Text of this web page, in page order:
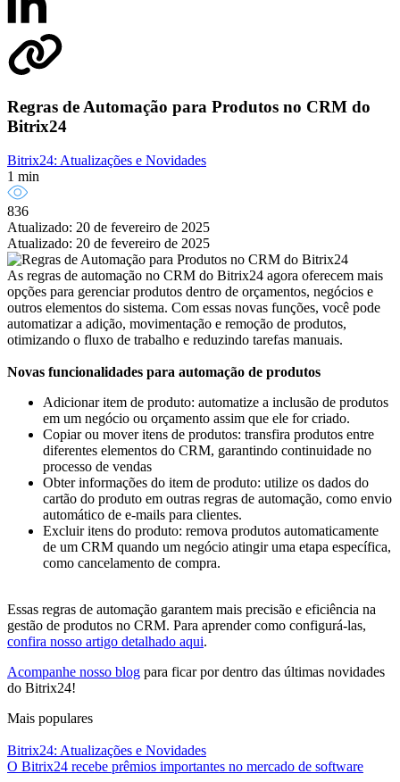
Regras de Automação para Produtos no CRM do
Bitrix24
Bitrix24: Atualizações e Novidades
1 min
836
Atualizado: 20 de fevereiro de 2025
Atualizado: 20 de fevereiro de 2025
As regras de automação no CRM do Bitrix24 agora oferecem mais
opções para gerenciar produtos dentro de orçamentos, negócios e
outros elementos do sistema. Com essas novas funções, você pode
automatizar a adição, movimentação e remoção de produtos,
otimizando o fluxo de trabalho e reduzindo tarefas manuais.
Novas funcionalidades para automação de produtos
Adicionar item de produto: automatize a inclusão de produtos
em um negócio ou orçamento assim que ele for criado.
Copiar ou mover itens de produtos: transfira produtos entre
diferentes elementos do CRM, garantindo continuidade no
processo de vendas
Obter informações do item de produto: utilize os dados do
cartão do produto em outras regras de automação, como envio
automático de e-mails para clientes.
Excluir itens do produto: remova produtos automaticamente
de um CRM quando um negócio atingir uma etapa específica,
como cancelamento de compra.
Essas regras de automação garantem mais precisão e eficiência na
gestão de produtos no CRM. Para aprender como configurá-las,
confira nosso artigo detalhado aqui.
Acompanhe nosso blog para ficar por dentro das últimas novidades
do Bitrix24!
Mais populares
Bitrix24: Atualizações e Novidades
O Bitrix24 recebe prêmios importantes no mercado de software